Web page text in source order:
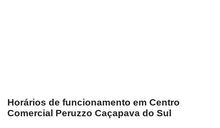
Horários de funcionamento em Centro
Comercial Peruzzo Caçapava do Sul